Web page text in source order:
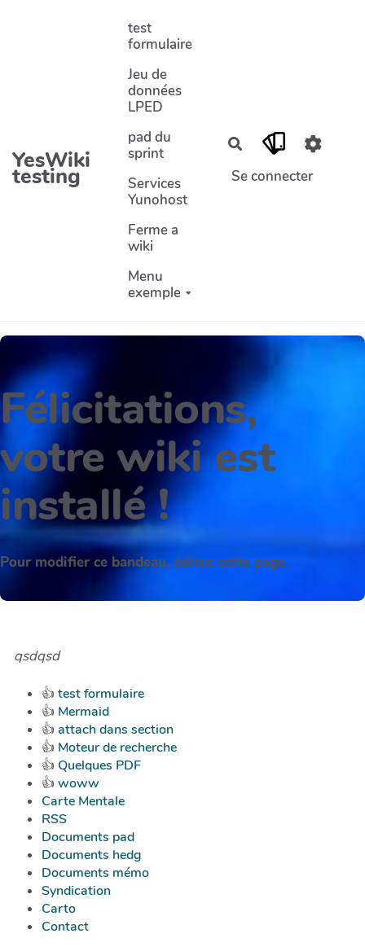
Aller au contenu principal
YesWiki
testing
test
formulaire
Jeu de
données
LPED
pad du
sprint
Services
Yunohost
Ferme a
wiki
Menu
exemple
Rechercher
Se connecter
Félicitations,
votre wiki est
installé !
Pour modifier ce bandeau, éditez cette page.
qsdqsd
👍 test formulaire
👍 Mermaid
👍 attach dans section
👍 Moteur de recherche
👍 Quelques PDF
👍 woww
Carte Mentale
RSS
Documents pad
Documents hedg
Documents mémo
Syndication
Carto
Contact